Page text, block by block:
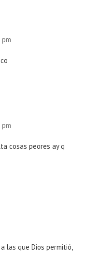
cosas peores ay q
las que Dios permitió,